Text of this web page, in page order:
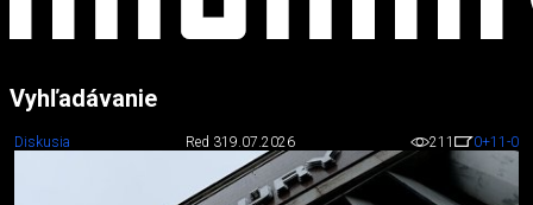
Vyhľadávanie
Diskusia Red 319.07.2026 211 0+11 -0